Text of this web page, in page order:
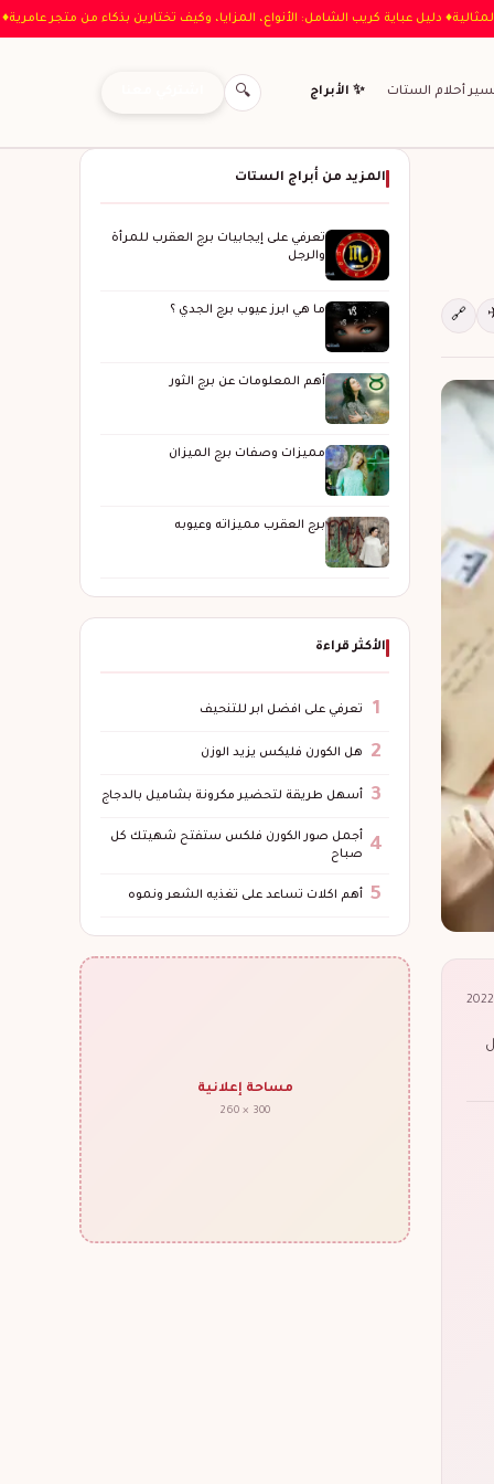
الأطفال المثالية♦ دليل عباية كريب الشامل: الأنواع، المزايا، وكيف تختارين بذكاء من
أحلام الستات ✨ الأبراج 🔍
🔗
المزيد من أبراج الستات
تعرفي على إيجابيات برج العقرب للمرأة
والرجل
ما هي ابرز عيوب برج الجدي ؟
أهم المعلومات عن برج الثور
مميزات وصفات برج الميزان
برج العقرب مميزاته وعيوبه
الأكثر قراءة
1 تعرفي على افضل ابر للتنحيف
2 هل الكورن فليكس يزيد الوزن
3 أسهل طريقة لتحضير مكرونة بشاميل بالدجاج
4
أجمل صور الكورن فلكس ستفتح شهيتك كل
صباح
5 أهم اكلات تساعد على تغذيه الشعر ونموه
مساحة إعلانية
300 × 260